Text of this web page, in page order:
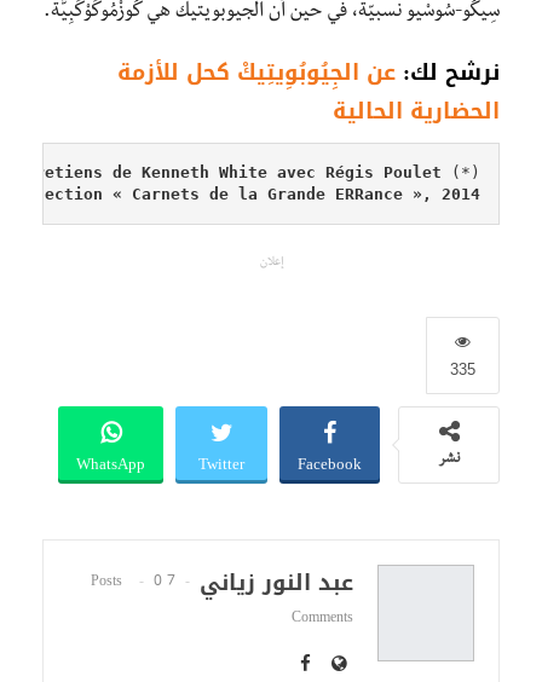
سِيكُو-سُوسْيو نسبيّة، في حين أن الجيوبويتيك هي كُوزْمُوكَوْكَبِيَّة.
نرشح لك: عن الجِيُوبُوِيتِيكْ كحل للأزمة
الحضارية الحالية
(*)
« Carnets de la Grande ERRance », 2014
إعلان
335
نشر Facebook
Twitter
WhatsApp
عبد النور زياني 7 Posts
0
Comments